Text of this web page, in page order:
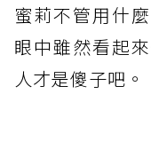
蜜莉不管用什
眼中雖然看起
人才是傻子吧。